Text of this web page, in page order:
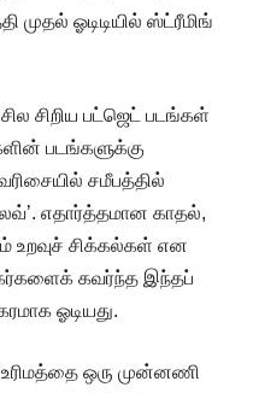
முதல் ஓடிடியில் ஸ்ட்ரீமிங்
சிறிய பட்ஜெட் படங்கள்
படங்களுக்கு
சமீபத்தில்
எதார்த்தமான காதல்,
உறவுச் சிக்கல்கள் என
கவர்ந்த இந்தப்
ஓடியது.
உரிமத்தை ஒரு முன்னணி